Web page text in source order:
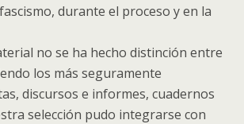
durante el proceso y en la
no se ha hecho distinción entre
los más seguramente
discursos e informes, cuadernos
selección pudo integrarse con